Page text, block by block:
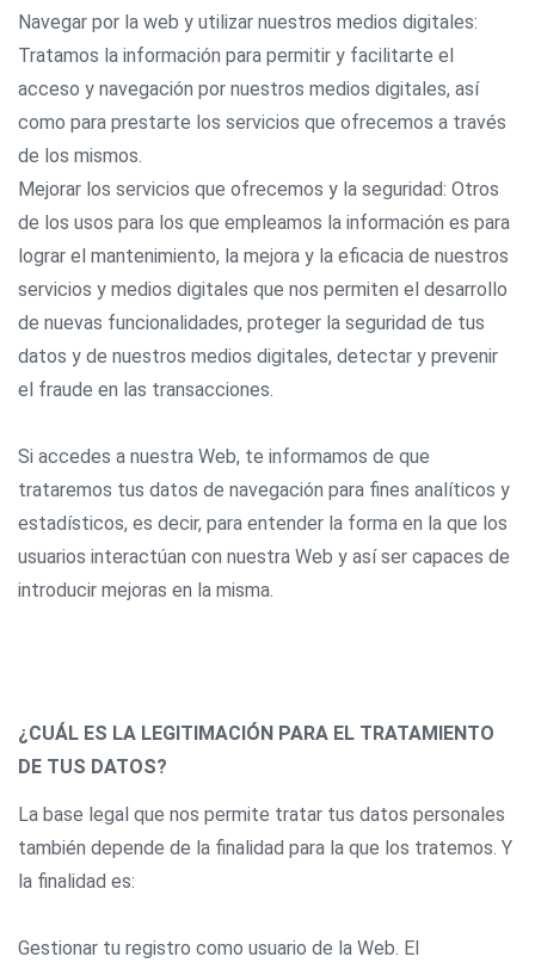
Navegar por la web y utilizar nuestros medios digitales:
Tratamos la información para permitir y facilitarte el
acceso y navegación por nuestros medios digitales, así
como para prestarte los servicios que ofrecemos a través
de los mismos.
Mejorar los servicios que ofrecemos y la seguridad: Otros
de los usos para los que empleamos la información es para
lograr el mantenimiento, la mejora y la eficacia de nuestros
servicios y medios digitales que nos permiten el desarrollo
de nuevas funcionalidades, proteger la seguridad de tus
datos y de nuestros medios digitales, detectar y prevenir
el fraude en las transacciones.
Si accedes a nuestra Web, te informamos de que
trataremos tus datos de navegación para fines analíticos y
estadísticos, es decir, para entender la forma en la que los
usuarios interactúan con nuestra Web y así ser capaces de
introducir mejoras en la misma.
¿CUÁL ES LA LEGITIMACIÓN PARA EL TRATAMIENTO
DE TUS DATOS?
La base legal que nos permite tratar tus datos personales
también depende de la finalidad para la que los tratemos. Y
la finalidad es:
Gestionar tu registro como usuario de la Web. El